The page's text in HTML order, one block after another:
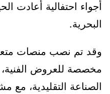
أجواء احتفالية أعادت
البحرية.
وقد تم نصب منصات
مخصصة للعروض
الصناعة التقليدية، مع